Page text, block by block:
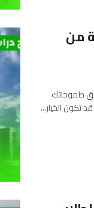
من
طموحاتك
تكون الخيار...